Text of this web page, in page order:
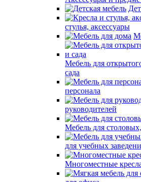
стулья, аксессуары
Мебель для
сада
персонала
руководителей
Мебель для
для учебных
Многоместные